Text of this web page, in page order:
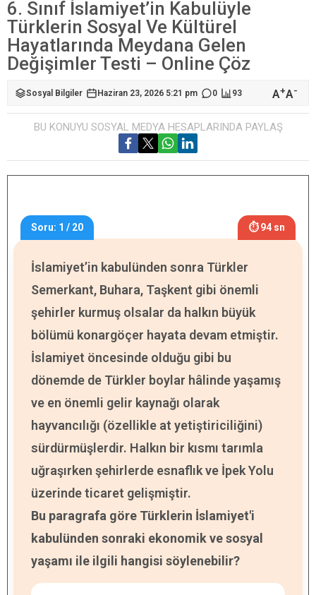
6. Sınıf İslamiyet’in Kabulüyle
Türklerin Sosyal Ve Kültürel
Hayatlarında Meydana Gelen
Değişimler Testi – Online Çöz
Sosyal Bilgiler Haziran 23, 2026 5:21 pm 0 93 A+A-
BU KONUYU SOSYAL MEDYA HESAPLARINDA PAYLAŞ
Soru: 1 / 20 ⏱ 94 sn
İslamiyet’in kabulünden sonra Türkler
Semerkant, Buhara, Taşkent gibi önemli
şehirler kurmuş olsalar da halkın büyük
bölümü konargöçer hayata devam etmiştir.
İslamiyet öncesinde olduğu gibi bu
dönemde de Türkler boylar hâlinde yaşamış
ve en önemli gelir kaynağı olarak
hayvancılığı (özellikle at yetiştiriciliğini)
sürdürmüşlerdir. Halkın bir kısmı tarımla
uğraşırken şehirlerde esnaflık ve İpek Yolu
üzerinde ticaret gelişmiştir.
Bu paragrafa göre Türklerin İslamiyet'i
kabulünden sonraki ekonomik ve sosyal
yaşamı ile ilgili hangisi söylenebilir?